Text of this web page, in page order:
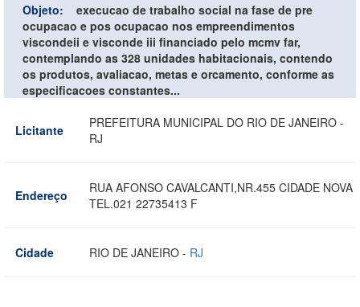
Objeto:
execucao de trabalho social na fase de pre
ocupacao e pos ocupacao nos empreendimentos
viscondeii e visconde iii financiado pelo mcmv far,
contemplando as 328 unidades habitacionais, contendo
os produtos, avaliacao, metas e orcamento, conforme as
especificacoes constantes...
Licitante
PREFEITURA MUNICIPAL DO RIO DE JANEIRO -
RJ
Endereço
RUA AFONSO CAVALCANTI,NR.455 CIDADE NOVA
TEL.021 22735413 F
Cidade RIO DE JANEIRO - RJ